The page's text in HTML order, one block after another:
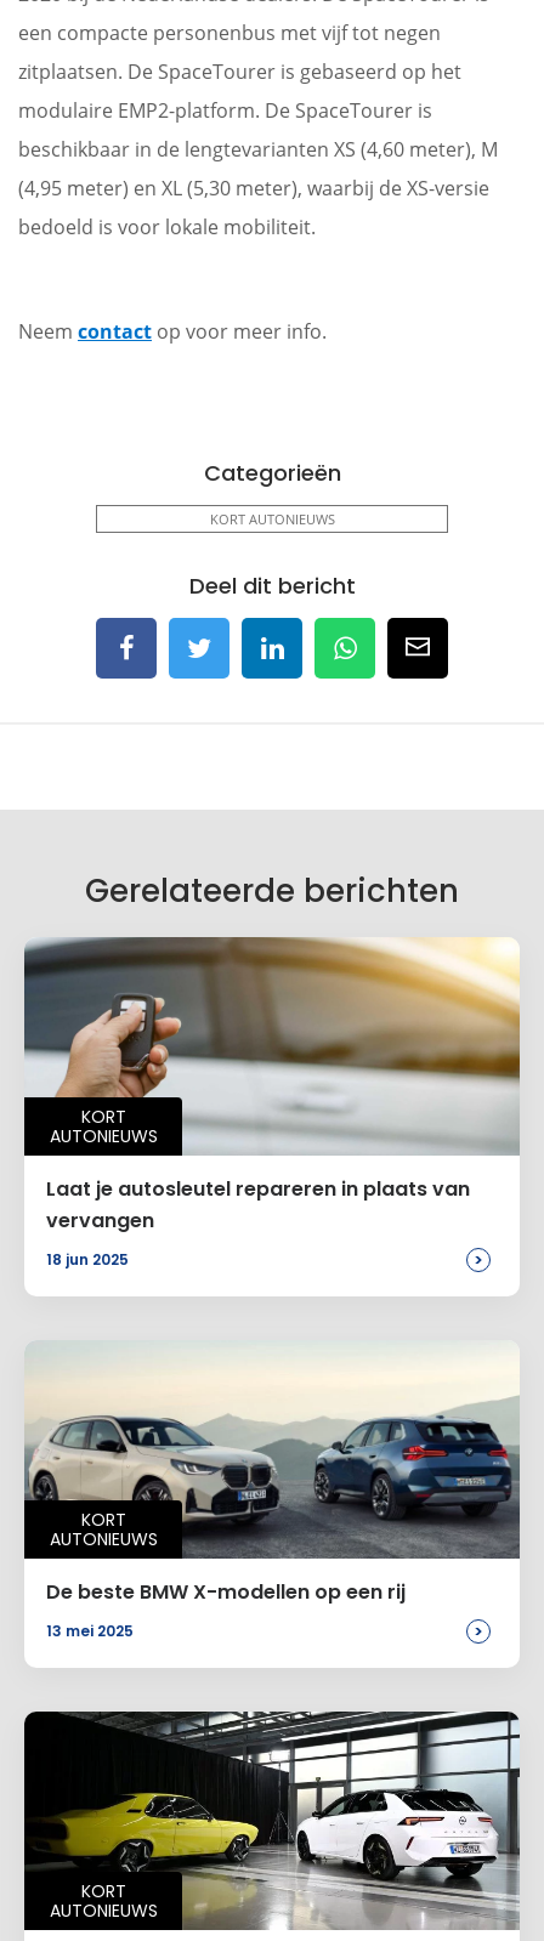
een compacte personenbus met vijf tot negen
zitplaatsen. De SpaceTourer is gebaseerd op het
modulaire EMP2-platform. De SpaceTourer is
beschikbaar in de lengtevarianten XS (4,60 meter), M
(4,95 meter) en XL (5,30 meter), waarbij de XS-versie
bedoeld is voor lokale mobiliteit.
Neem contact op voor meer info.
Categorieën
KORT AUTONIEUWS
Deel dit bericht
Gerelateerde berichten
KORT
AUTONIEUWS
Laat je autosleutel repareren in plaats van
vervangen
18 jun 2025 >
KORT
AUTONIEUWS
De beste BMW X-modellen op een rij
13 mei 2025 >
KORT
AUTONIEUWS